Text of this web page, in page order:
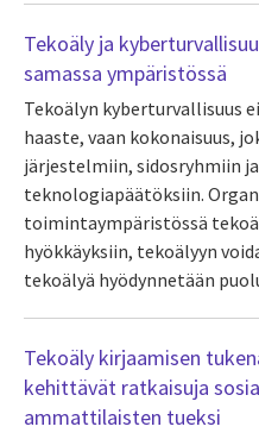
Tekoäly ja
samassa ympäristössä
Tekoälyn kyberturvallisuus
haaste, vaan kokonaisuus,
järjestelmiin, sidosryhmiin
teknologiapäätöksiin.
toimintaympäristössä
hyökkäyksiin, tekoälyyn
tekoälyä hyödynnetään
Tekoäly kirjaamisen
kehittävät ratkaisuja
ammattilaisten tueksi